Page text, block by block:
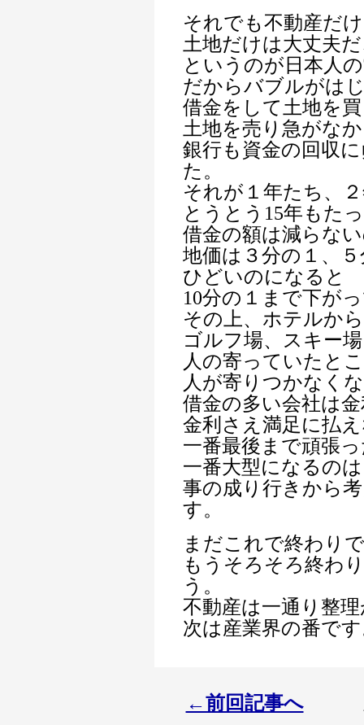
それでも不動産だ
土地だけは大丈夫
というのが日本人
だからバブルがは
借金をして土地を
土地を売り急がな
銀行も資金の回収
た。
それが１年たち、
とうとう15年もた
借金の額は減らな
地価は３分の１、
ひどいのになると
10分の１まで下が
その上、ホテルか
ゴルフ場、スキー
人の寄っていたと
人が寄りつかなく
借金の多い会社は
金利さえ満足に払
一番最後まで頑張
一番大型になるのは
事の成り行きから
す。
まだこれで終わり
もうそろそろ終わ
う。
不動産は一通り整
次は産業界の番で
←前回記事へ